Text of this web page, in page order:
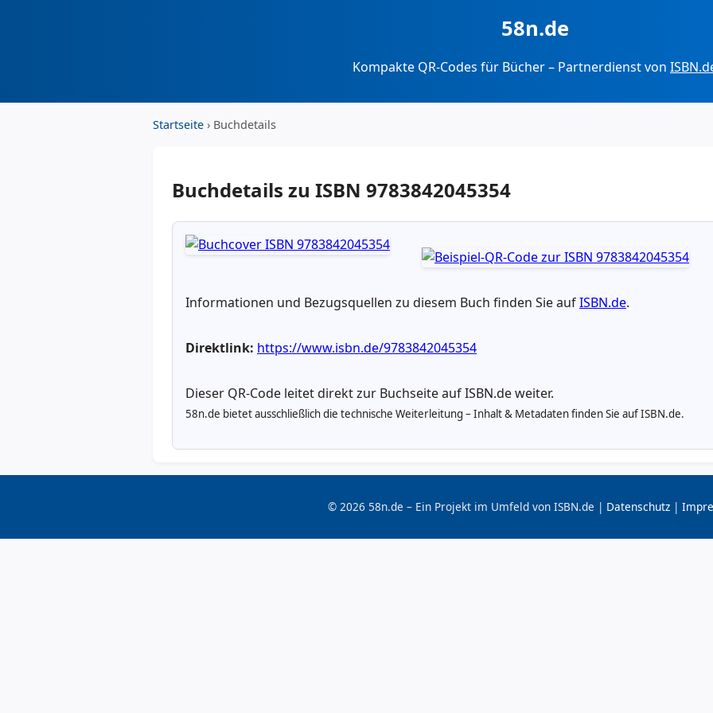
58n.de
Kompakte QR-Codes für Bücher – Partnerdienst von
Startseite › Buchdetails
Buchdetails zu ISBN 9783842045354
Informationen und Bezugsquellen zu diesem Buch finden Sie aufISBN.de.
Direktlink: https://www.isbn.de/9783842045354
Dieser QR-Code leitet direkt zur Buchseite auf ISBN.de weiter.
58n.de bietet ausschließlich die technische Weiterleitung – Inhalt & Metadaten finden Sie auf ISBN.de.
© 2026 58n.de – Ein Projekt im Umfeld von ISBN.de | Datenschutz |